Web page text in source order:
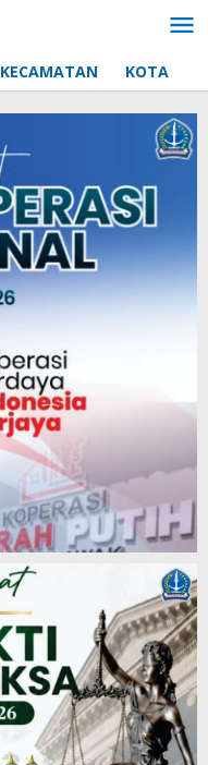
KECAMATAN KOTA